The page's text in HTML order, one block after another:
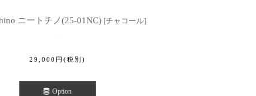
ニートチノ(25-01NC) [チャコール]
29,000 円 (税別)
Option